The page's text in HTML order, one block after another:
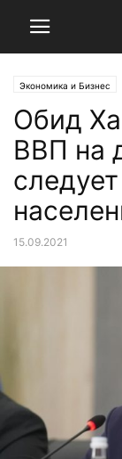
Экономика и Бизнес
Обид
ВВП на
15.09.2021